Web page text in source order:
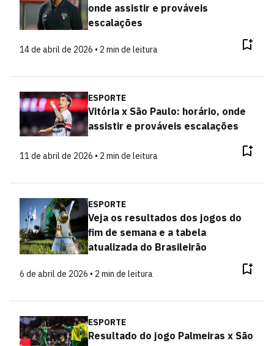
onde assistir e prováveis
escalações
14 de abril de 2026 • 2 min de leitura
ESPORTE
Vitória x São Paulo: horário, onde
assistir e prováveis escalações
11 de abril de 2026 • 2 min de leitura
ESPORTE
Veja os resultados dos jogos do
fim de semana e a tabela
atualizada do Brasileirão
6 de abril de 2026 • 2 min de leitura
ESPORTE
Resultado do jogo Palmeiras x São